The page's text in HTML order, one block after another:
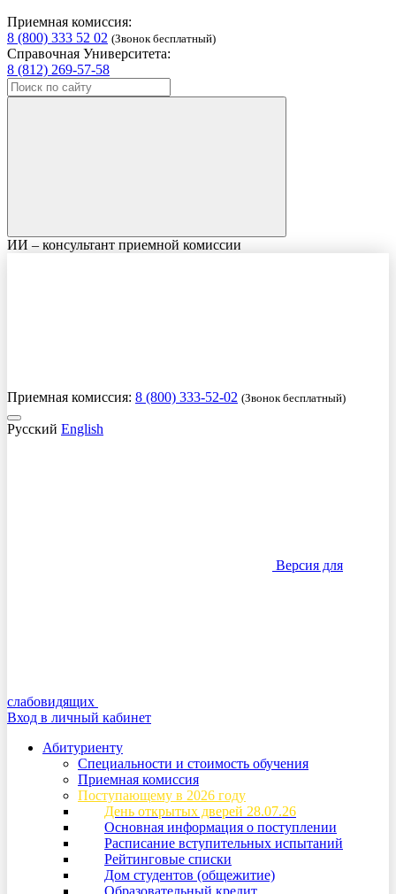
Приемная комиссия:
8 (800) 333 52 02 (Звонок бесплатный)
Справочная Университета:
8 (812) 269-57-58
ИИ – консультант приемной комиссии
Приемная комиссия: 8 (800) 333-52-02 (Звонок бесплатный)
Русский English
Версия для
слабовидящих
Вход в личный кабинет
Абитуриенту
Специальности и стоимость обучения
Приемная комиссия
Поступающему в 2026 году
День открытых дверей 28.07.26
Основная информация о поступлении
Расписание вступительных испытаний
Рейтинговые списки
Дом студентов (общежитие)
Образовательный кредит